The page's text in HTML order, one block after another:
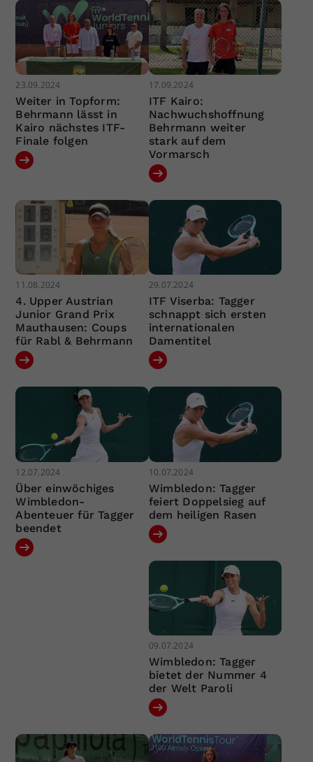
23.09.2024
Weiter in Topform:
Behrmann lässt in
Kairo nächstes ITF-
Finale folgen
17.09.2024
ITF Kairo:
Nachwuchshoffnung
Behrmann weiter
stark auf dem
Vormarsch
11.08.2024
4. Upper Austrian
Junior Grand Prix
Mauthausen: Coups
für Rabl & Behrmann
29.07.2024
ITF Viserba: Tagger
schnappt sich ersten
internationalen
Damentitel
12.07.2024
Über einwöchiges
Wimbledon-
Abenteuer für Tagger
beendet
10.07.2024
Wimbledon: Tagger
feiert Doppelsieg auf
dem heiligen Rasen
09.07.2024
Wimbledon: Tagger
bietet der Nummer 4
der Welt Paroli